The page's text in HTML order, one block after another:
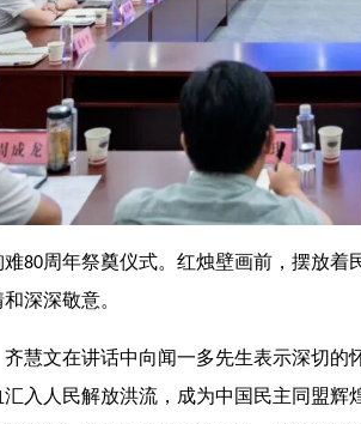
80周年祭奠仪式。红烛壁画前，摆放
深深敬意。
慧文在讲话中向闻一多先生表示深切
入人民解放洪流，成为中国民主同盟